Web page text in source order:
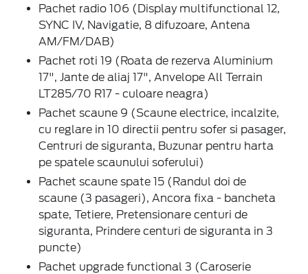
Pachet radio 106 (Display multifunctional 12,
SYNC IV, Navigatie, 8 difuzoare, Antena
AM/FM/DAB)
Pachet roti 19 (Roata de rezerva Aluminium
17", Jante de aliaj 17", Anvelope All Terrain
LT285/70 R17 - culoare neagra)
Pachet scaune 9 (Scaune electrice, incalzite,
cu reglare in 10 directii pentru sofer si pasager,
Centruri de siguranta, Buzunar pentru harta
pe spatele scaunului soferului)
Pachet scaune spate 15 (Randul doi de
scaune (3 pasageri), Ancora fixa - bancheta
spate, Tetiere, Pretensionare centuri de
siguranta, Prindere centuri de siguranta in 3
puncte)
Pachet upgrade functional 3 (Caroserie